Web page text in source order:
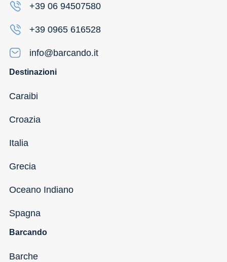
+39 06 94507580
+39 0965 616528
info@barcando.it
Destinazioni
Caraibi
Croazia
Italia
Grecia
Oceano Indiano
Spagna
Barcando
Barche